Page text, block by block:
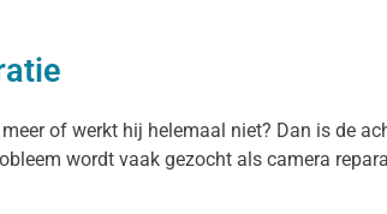
of werkt hij helemaal niet? Dan is de
wordt vaak gezocht als camera